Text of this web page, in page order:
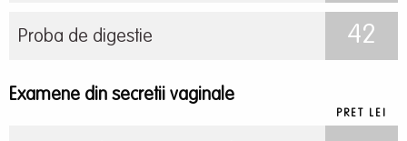
Proba de digestie 42
Examene din secretii vaginale
PRET LEI